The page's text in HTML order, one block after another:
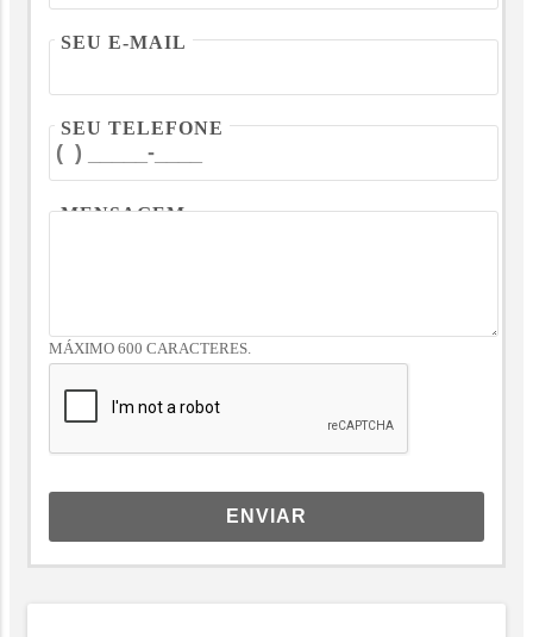
SEU E-MAIL
SEU TELEFONE
MENSAGEM
MÁXIMO 600 CARACTERES.
ENVIAR